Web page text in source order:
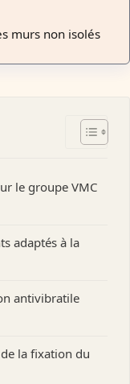
murs non isolés
le groupe VMC
adaptés à la
antivibratile
la fixation du